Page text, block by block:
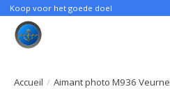
Koop voor het goede doel
Accueil / Aimant photo M936 Veurne